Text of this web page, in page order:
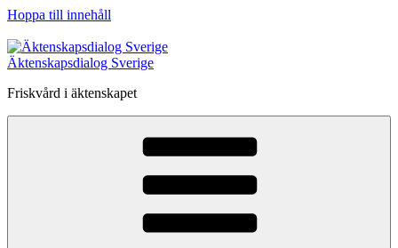
Hoppa till innehåll
Äktenskapsdialog Sverige
Friskvård i äktenskapet